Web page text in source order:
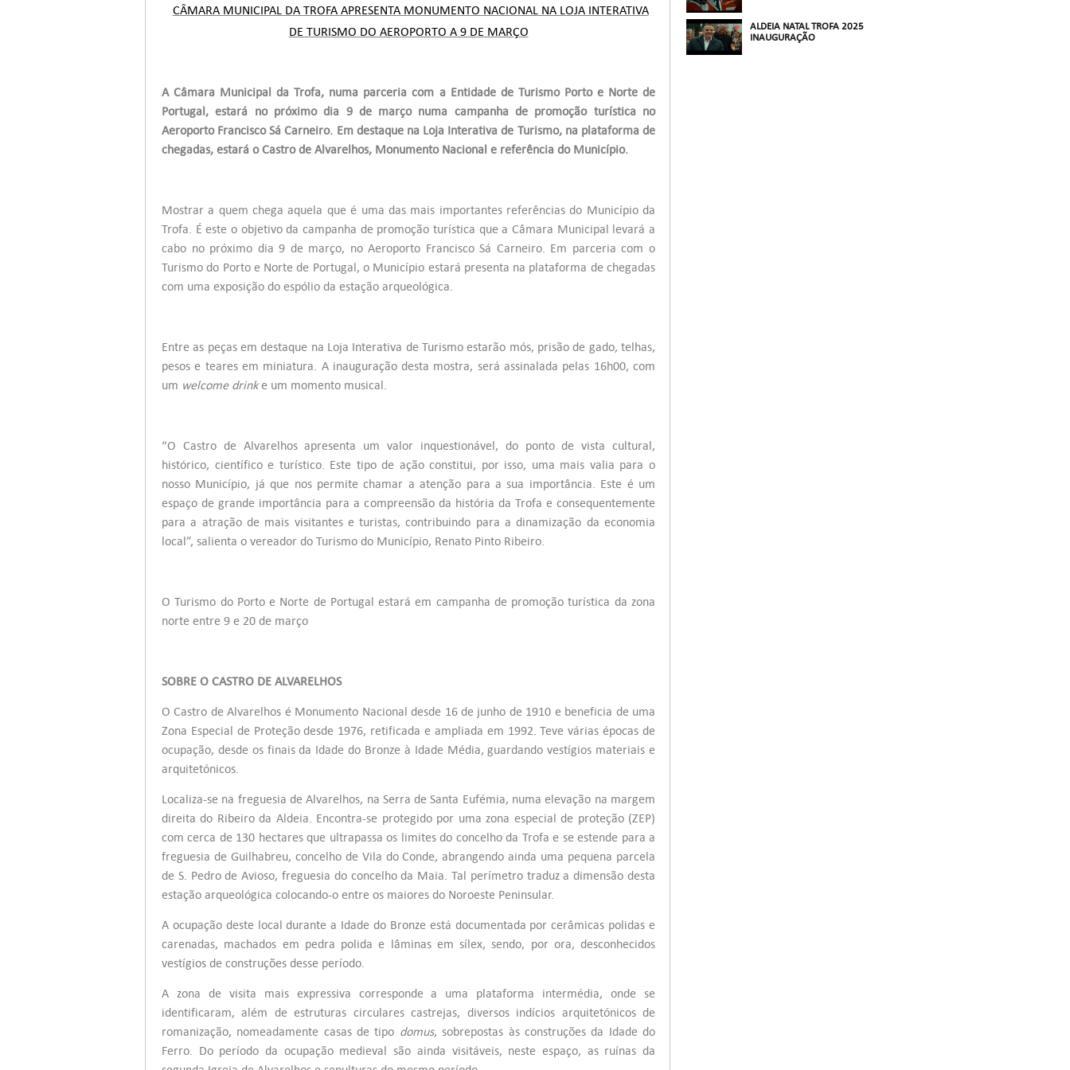
CÂMARA MUNICIPAL DA TROFA APRESENTA MONUMENTO NACIONAL NA LOJA INTERATIVA
DE TURISMO DO AEROPORTO A 9 DE MARÇO
A Câmara Municipal da Trofa, numa parceria com a Entidade de Turismo Porto e Norte de
Portugal, estará no próximo dia 9 de março numa campanha de promoção turística no
Aeroporto Francisco Sá Carneiro. Em destaque na Loja Interativa de Turismo, na plataforma de
chegadas, estará o Castro de Alvarelhos, Monumento Nacional e referência do Município.
Mostrar a quem chega aquela que é uma das mais importantes referências do Município da
Trofa. É este o objetivo da campanha de promoção turística que a Câmara Municipal levará a
cabo no próximo dia 9 de março, no Aeroporto Francisco Sá Carneiro. Em parceria com o
Turismo do Porto e Norte de Portugal, o Município estará presenta na plataforma de chegadas
com uma exposição do espólio da estação arqueológica.
Entre as peças em destaque na Loja Interativa de Turismo estarão mós, prisão de gado, telhas,
pesos e teares em miniatura. A inauguração desta mostra, será assinalada pelas 16h00, com
um welcome drinke um momento musical.
“O Castro de Alvarelhos apresenta um valor inquestionável, do ponto de vista cultural,
histórico, científico e turístico. Este tipo de ação constitui, por isso, uma mais valia para o
nosso Município, já que nos permite chamar a atenção para a sua importância. Este é um
espaço de grande importância para a compreensão da história da Trofa e consequentemente
para a atração de mais visitantes e turistas, contribuindo para a dinamização da economia
local”, salienta o vereador do Turismo do Município, Renato Pinto Ribeiro.
O Turismo do Porto e Norte de Portugal estará em campanha de promoção turística da zona
norte entre 9 e 20 de março
SOBRE O CASTRO DE ALVARELHOS
O Castro de Alvarelhos é Monumento Nacional desde 16 de junho de 1910 e beneficia de uma
Zona Especial de Proteção desde 1976, retificada e ampliada em 1992. Teve várias épocas de
ocupação, desde os finais da Idade do Bronze à Idade Média, guardando vestígios materiais e
arquitetónicos.
Localiza-se na freguesia de Alvarelhos, na Serra de Santa Eufémia, numa elevação na margem
direita do Ribeiro da Aldeia. Encontra-se protegido por uma zona especial de proteção (ZEP)
com cerca de 130 hectares que ultrapassa os limites do concelho da Trofa e se estende para a
freguesia de Guilhabreu, concelho de Vila do Conde, abrangendo ainda uma pequena parcela
de S. Pedro de Avioso, freguesia do concelho da Maia. Tal perímetro traduz a dimensão desta
estação arqueológica colocando-o entre os maiores do Noroeste Peninsular.
A ocupação deste local durante a Idade do Bronze está documentada por cerâmicas polidas e
carenadas, machados em pedra polida e lâminas em sílex, sendo, por ora, desconhecidos
vestígios de construções desse período.
A zona de visita mais expressiva corresponde a uma plataforma intermédia, onde se
identificaram, além de estruturas circulares castrejas, diversos indícios arquitetónicos de
romanização, nomeadamente casas de tipo domus, sobrepostas às construções da Idade do
Ferro. Do período da ocupação medieval são ainda visitáveis, neste espaço, as ruínas da
ALDEIA NATAL TROFA 2025
INAUGURAÇÃO